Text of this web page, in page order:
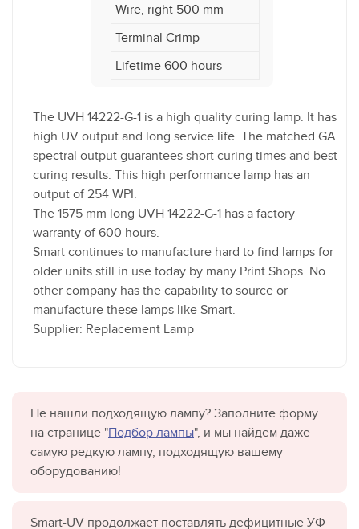
Wire, right 500 mm
Terminal Crimp
Lifetime 600 hours
The UVH 14222-G-1 is a high quality curing lamp. It has
high UV output and long service life. The matched GA
spectral output guarantees short curing times and best
curing results. This high performance lamp has an
output of 254 WPI.
The 1575 mm long UVH 14222-G-1 has a factory
warranty of 600 hours.
Smart continues to manufacture hard to find lamps for
older units still in use today by many Print Shops. No
other company has the capability to source or
manufacture these lamps like Smart.
Supplier: Replacement Lamp
Не нашли подходящую лампу? Заполните форму
на странице "Подбор лампы", и мы найдём даже
самую редкую лампу, подходящую вашему
оборудованию!
Smart-UV продолжает поставлять дефицитные УФ